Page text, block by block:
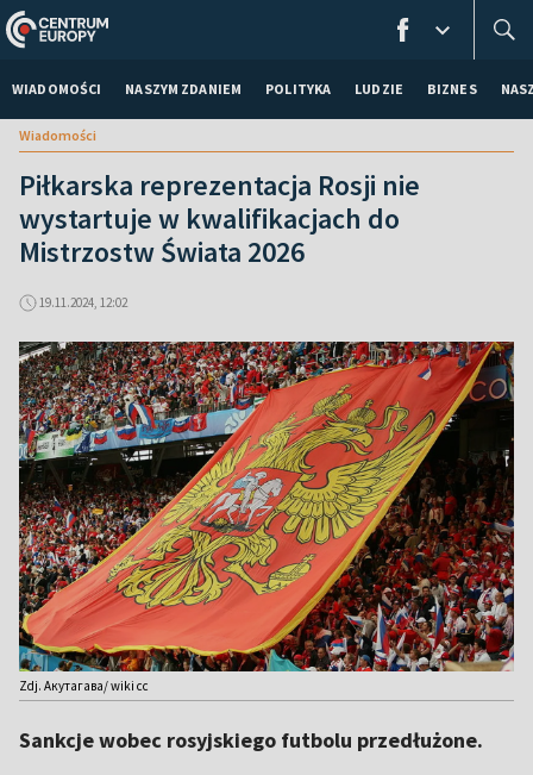
WIADOMOŚCI NASZYM ZDANIEM POLITYKA LUDZIE BIZNES
Wiadomości
Piłkarska reprezentacja Rosji nie
wystartuje w kwalifikacjach do
Mistrzostw Świata 2026
19.11.2024, 12:02
Zdj. Акутагава/ wiki cc
Sankcje wobec rosyjskiego futbolu przedłużone.